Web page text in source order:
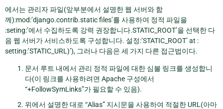
에서는 관리자 파일(앞부분에서 설명한 웹 서버와 함
께):mod:’django.contrib.static files’를 사용하여 정적 파일을
:seting:’에서 수집하도록 강력 권장합니다.STATIC_ROOT’을 선택한 다
음 웹 서버가 서비스하도록 구성합니다. 설정:’STATIC_ROOT’ at :
setting:’STATIC_URL)’), 그러나 다음은 세 가지 다른 접근법이다.
문서 루트 내에서 관리 정적 파일에 대한 심볼 링크를 생성합니
다(이 링크를 사용하려면 Apache 구성에서
“+FollowSymLinks”가 필요할 수 있음).
위에서 설명한 대로 “Alias” 지시문을 사용하여 적절한 URL(아마